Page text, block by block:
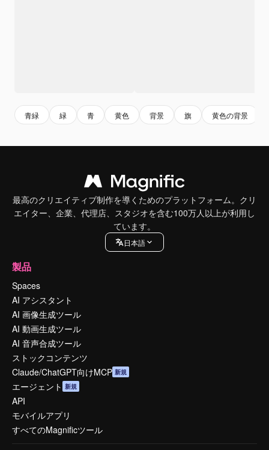
青緑 緑 青 黄色 背景 旗 黄色の背景
最高のクリエイティブ制作を導くためのプラットフォーム。クリ
エイター、企業、代理店、スタジオを含む100万人以上が利用し
ています。
日本語
製品
Spaces
AI アシスタント
AI 画像生成ツール
AI 動画生成ツール
AI 音声合成ツール
ストックコンテンツ
Claude/ChatGPT向けMCP 新規
エージェント 新規
API
モバイルアプリ
すべてのMagnificツール